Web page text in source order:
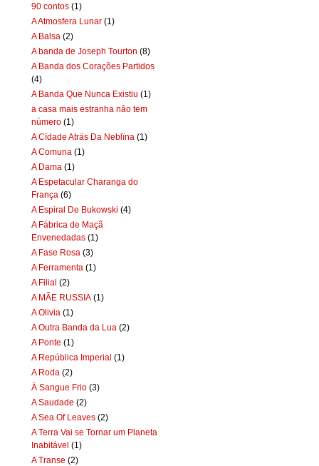
90 contos (1)
A Atmosfera Lunar (1)
A Balsa (2)
A banda de Joseph Tourton (8)
A Banda dos Corações Partidos
(4)
A Banda Que Nunca Existiu (1)
a casa mais estranha não tem
número (1)
A Cïdade Aträs Da Neblïna (1)
A Comuna (1)
A Dama (1)
A Espetacular Charanga do
França (6)
A Espiral De Bukowski (4)
A Fábrica de Maçã
Envenedadas (1)
A Fase Rosa (3)
A Ferramenta (1)
A Filial (2)
A MÃE RUSSIA (1)
A Olivia (1)
A Outra Banda da Lua (2)
A Ponte (1)
A República Imperial (1)
A Roda (2)
À Sangue Frio (3)
A Saudade (2)
A Sea Of Leaves (2)
A Terra Vai se Tornar um Planeta
Inabitável (1)
A Transe (2)